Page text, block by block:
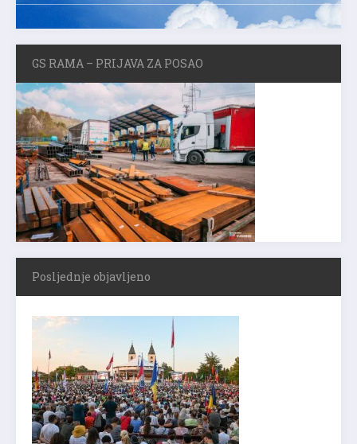
GS RAMA – PRIJAVA ZA POSAO
Posljednje objavljeno